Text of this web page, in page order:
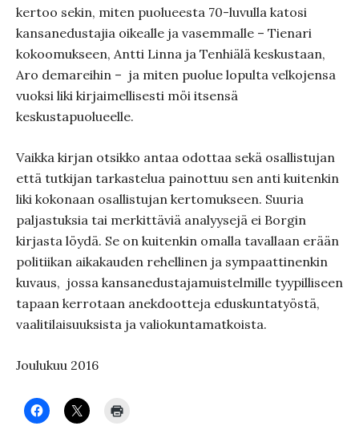
kertoo sekin, miten puolueesta 70-luvulla katosi
kansanedustajia oikealle ja vasemmalle – Tienari
kokoomukseen, Antti Linna ja Tenhiälä keskustaan,
Aro demareihin – ja miten puolue lopulta velkojensa
vuoksi liki kirjaimellisesti möi itsensä
keskustapuolueelle.
Vaikka kirjan otsikko antaa odottaa sekä osallistujan
että tutkijan tarkastelua painottuu sen anti kuitenkin
liki kokonaan osallistujan kertomukseen. Suuria
paljastuksia tai merkittäviä analyysejä ei Borgin
kirjasta löydä. Se on kuitenkin omalla tavallaan erään
politiikan aikakauden rehellinen ja sympaattinenkin
kuvaus, jossa kansanedustajamuistelmille tyypilliseen
tapaan kerrotaan anekdootteja eduskuntatyöstä,
vaalitilaisuuksista ja valiokuntamatkoista.
Joulukuu 2016